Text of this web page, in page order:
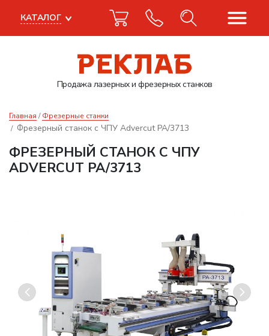
Продажа лазерныхи фрезерных станков
КАТАЛОГ
Главная Фрезерные станки
Фрезерный станок с ЧПУ Advercut PA/3713
ФРЕЗЕРНЫЙ СТАНОК С ЧПУ
ADVERCUT PA/3713